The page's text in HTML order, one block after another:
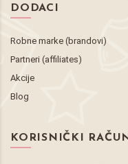
DODACI
Robne marke (brandovi)
Partneri (affiliates)
Akcije
Blog
KORISNIČKI